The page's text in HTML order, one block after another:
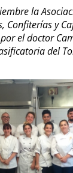
la
Confiterías y
el doctor
del